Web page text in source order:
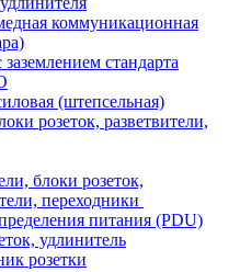
коммуникационная
заземлением стандарта
(штепсельная)
розеток, разветвители,
блоки розеток,
переходники
питания (PDU)
удлинитель
розетки